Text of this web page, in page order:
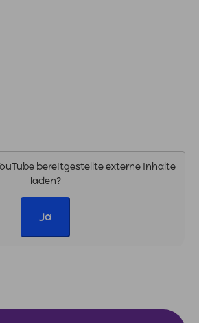
bereitgestellte externe Inhalte
laden?
Ja